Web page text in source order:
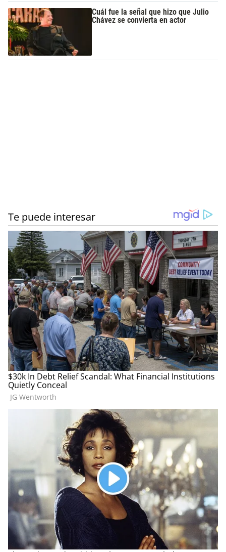
Cuál fue la señal que hizo que Julio
Chávez se convierta en actor